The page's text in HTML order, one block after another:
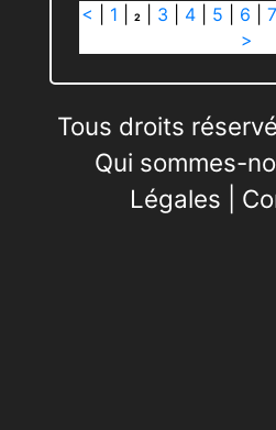
< 1 2 3 4 5 6 7
>
Tous droits
Qui sommes-
Légales